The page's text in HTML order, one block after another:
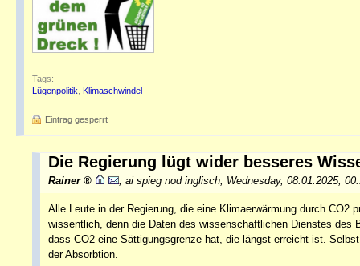
Tags:
Lügenpolitik Klimaschwindel
Eintrag gesperrt
Die Regierung lügt wider besseres
Rainer ai spieg nod inglisch Wednesday, 08.01.2025,
Alle Leute in der Regierung, die eine Klimaerwärmung durch CO2
wissentlich, denn die Daten des wissenschaftlichen Dienstes
dass CO2 eine Sättigungsgrenze hat, die längst erreicht ist.
der Absorbtion.